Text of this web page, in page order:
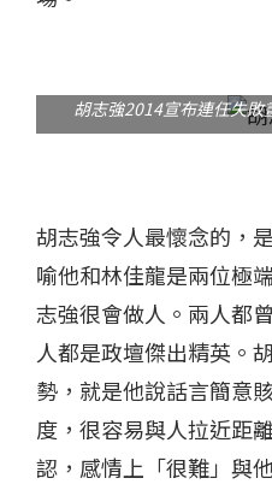
胡志強2014宣布連任失敗
胡志強令人最懷念的，
喻他和林佳龍是兩位極
志強很會做人。兩人都
人都是政壇傑出精英。
勢，就是他說話言簡意
度，很容易與人拉近距
認，感情上「很難」與